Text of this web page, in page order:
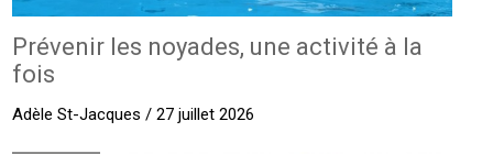
Prévenir les noyades, une activité à la
fois
Adèle St-Jacques / 27 juillet 2026